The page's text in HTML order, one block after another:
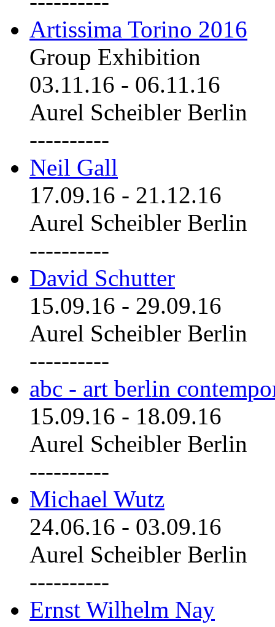
Artissima Torino 2016
Group Exhibition
03.11.16 - 06.11.16
Aurel Scheibler Berlin
----------
Neil Gall
17.09.16 - 21.12.16
Aurel Scheibler Berlin
----------
David Schutter
15.09.16 - 29.09.16
Aurel Scheibler Berlin
----------
abc - art berlin
15.09.16 - 18.09.16
Aurel Scheibler Berlin
----------
Michael Wutz
24.06.16 - 03.09.16
Aurel Scheibler Berlin
----------
Ernst Wilhelm Nay